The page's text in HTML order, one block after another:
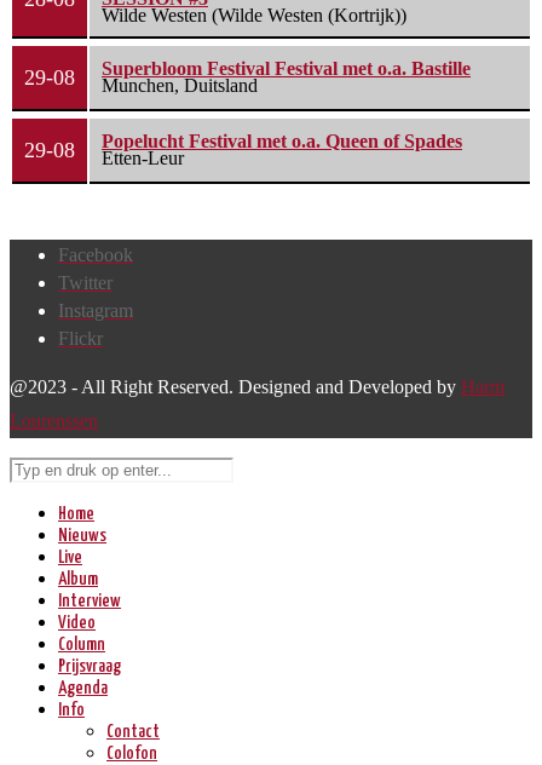
Wilde Westen (Wilde Westen (Kortrijk))
29-08
Superbloom Festival Festival met o.a. Bastille
Munchen, Duitsland
29-08
Popelucht Festival met o.a. Queen of Spades
Etten-Leur
Facebook
Twitter
Instagram
Flickr
@2023 - All Right Reserved. Designed and Developed by Harm
Lourenssen
Home
Nieuws
Live
Album
Interview
Video
Column
Prijsvraag
Agenda
Info
Contact
Colofon